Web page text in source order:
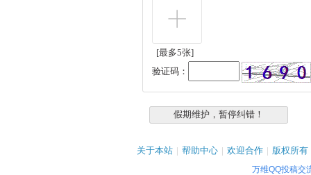
[最多5张]
验证码：
关于本站 | 帮助中心 | 欢迎合作 | 版权所有
万维QQ投稿交